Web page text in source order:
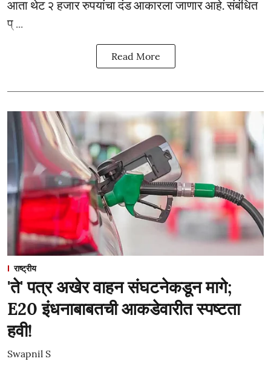
आता थेट २ हजार रुपयांचा दंड आकारला जाणार आहे. संबंधित
प् ...
Read More
राष्ट्रीय
'ते' पत्र अखेर वाहन संघटनेकडून मागे;
E20 इंधनाबाबतची आकडेवारीत स्पष्टता
हवी!
Swapnil S